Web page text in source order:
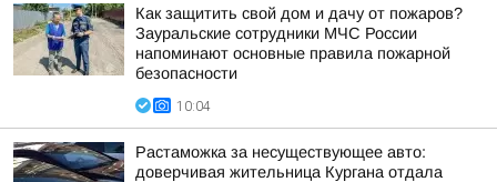
Как защитить свой дом и дачу от пожаров?
Зауральские сотрудники МЧС России
напоминают основные правила пожарной
безопасности
10:04
Растаможка за несуществующее авто:
доверчивая жительница Кургана отдала